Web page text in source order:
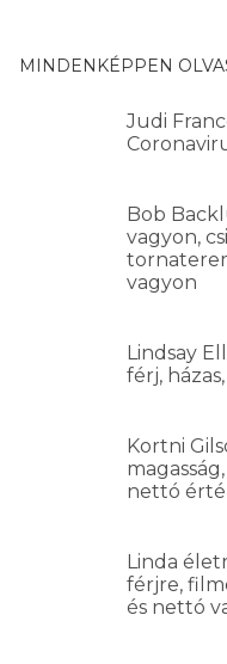
MINDENKÉPPEN
Judi
Bob
vagyon,
vagyon
Lindsay
férj,
Kortni
nettó
Linda
férjre,
és nettó